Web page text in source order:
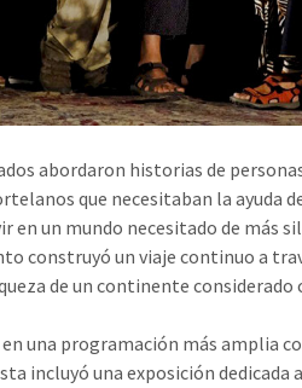
abordaron historias de
que necesitaban la ayuda
en un mundo necesitado de más
construyó un viaje continuo a
de un continente
una programación más amplia
incluyó una exposición